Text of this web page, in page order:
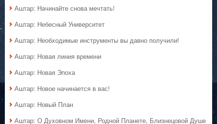
Аштар: Начинайте снова мечтать!
Аштар: Небесный Университет
Аштар: Необходимые инструменты вы давно получили!
Аштар: Новая линия времени
Аштар: Новая Эпоха
Аштар: Новое начинается в вас!
Аштар: Новый План
Аштар: О Духовном Имени, Родной Планете, Близнецовой Душе